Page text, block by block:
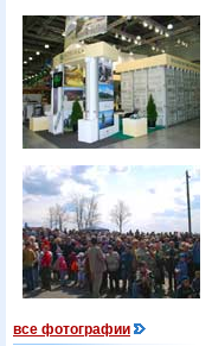
все фотографии